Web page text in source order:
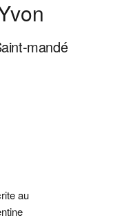
mandé
au